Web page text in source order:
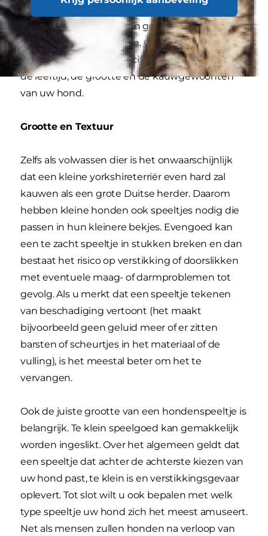
spelen met speelgoed dat hem aanmoedigt om
actief te blijven. Denk aan gemakkelijk op te
gooien ballen en stokken. Gelukkig bestaan er
tal van speeltjes die specifiek zijn afgestemd op
de leeftijd, de grootte en de kauwgewoonten
van uw hond.
Grootte en Textuur
Zelfs als volwassen dier is het onwaarschijnlijk
dat een kleine yorkshireterriër even hard zal
kauwen als een grote Duitse herder. Daarom
hebben kleine honden ook speeltjes nodig die
passen in hun kleinere bekjes. Evengoed kan
een te zacht speeltje in stukken breken en dan
bestaat het risico op verstikking of doorslikken
met eventuele maag- of darmproblemen tot
gevolg. Als u merkt dat een speeltje tekenen
van beschadiging vertoont (het maakt
bijvoorbeeld geen geluid meer of er zitten
barsten of scheurtjes in het materiaal of de
vulling), is het meestal beter om het te
vervangen.
Ook de juiste grootte van een hondenspeeltje is
belangrijk. Te klein speelgoed kan gemakkelijk
worden ingeslikt. Over het algemeen geldt dat
een speeltje dat achter de achterste kiezen van
uw hond past, te klein is en verstikkingsgevaar
oplevert. Tot slot wilt u ook bepalen met welk
type speeltje uw hond zich het meest amuseert.
Net als mensen zullen honden na verloop van